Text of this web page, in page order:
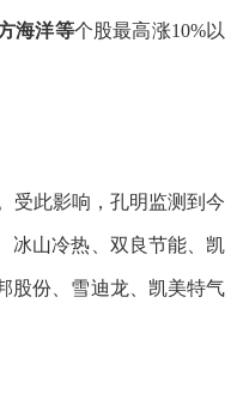
海洋等个股最高涨10%以
受此影响，孔明监测到今
冰山冷热、双良节能、凯
股份、雪迪龙、凯美特气